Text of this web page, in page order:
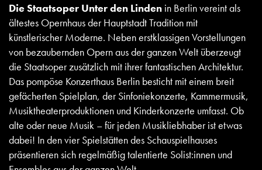
Die Staatsoper Unter den Linden in Berlin vereint als
ältestes Opernhaus der Hauptstadt Tradition mit
künstlerischer Moderne. Neben erstklassigen Vorstellungen
von bezaubernden Opern aus der ganzen Welt überzeugt
die Staatsoper zusätzlich mit ihrer fantastischen Architektur.
Das pompöse Konzerthaus Berlin besticht mit einem breit
gefächerten Spielplan, der Sinfoniekonzerte, Kammermusik,
Musiktheaterproduktionen und Kinderkonzerte umfasst. Ob
alte oder neue Musik – für jeden Musikliebhaber ist etwas
dabei! In den vier Spielstätten des Schauspielhauses
präsentieren sich regelmäßig talentierte Solist:innen und